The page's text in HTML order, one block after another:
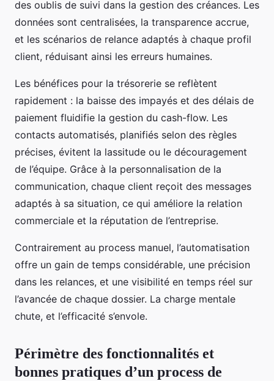
des oublis de suivi dans la gestion des créances. Les
données sont centralisées, la transparence accrue,
et les scénarios de relance adaptés à chaque profil
client, réduisant ainsi les erreurs humaines.
Les bénéfices pour la trésorerie se reflètent
rapidement : la baisse des impayés et des délais de
paiement fluidifie la gestion du cash-flow. Les
contacts automatisés, planifiés selon des règles
précises, évitent la lassitude ou le découragement
de l’équipe. Grâce à la personnalisation de la
communication, chaque client reçoit des messages
adaptés à sa situation, ce qui améliore la relation
commerciale et la réputation de l’entreprise.
Contrairement au process manuel, l’automatisation
offre un gain de temps considérable, une précision
dans les relances, et une visibilité en temps réel sur
l’avancée de chaque dossier. La charge mentale
chute, et l’efficacité s’envole.
Périmètre des fonctionnalités et
bonnes pratiques d’un process de